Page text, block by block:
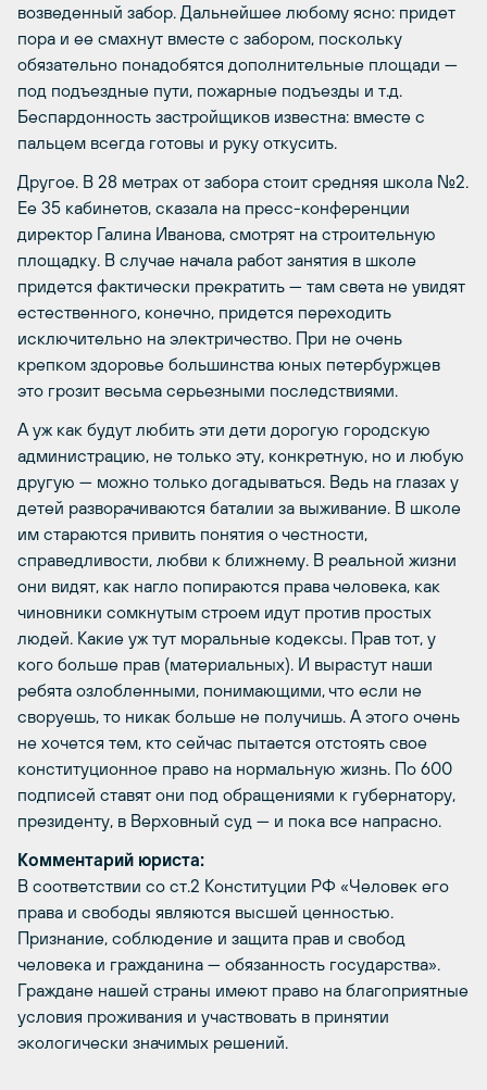
возведенный забор. Дальнейшее любому ясно: придет
пора и ее смахнут вместе с забором, поскольку
обязательно понадобятся дополнительные площади —
под подъездные пути, пожарные подъезды и т.д.
Беспардонность застройщиков известна: вместе с
пальцем всегда готовы и руку откусить.
Другое. В 28 метрах от забора стоит средняя школа №2.
Ее 35 кабинетов, сказала на пресс-конференции
директор Галина Иванова, смотрят на строительную
площадку. В случае начала работ занятия в школе
придется фактически прекратить — там света не увидят
естественного, конечно, придется переходить
исключительно на электричество. При не очень
крепком здоровье большинства юных петербуржцев
это грозит весьма серьезными последствиями.
А уж как будут любить эти дети дорогую городскую
администрацию, не только эту, конкретную, но и любую
другую — можно только догадываться. Ведь на глазах у
детей разворачиваются баталии за выживание. В школе
им стараются привить понятия о честности,
справедливости, любви к ближнему. В реальной жизни
они видят, как нагло попираются права человека, как
чиновники сомкнутым строем идут против простых
людей. Какие уж тут моральные кодексы. Прав тот, у
кого больше прав (материальных). И вырастут наши
ребята озлобленными, понимающими, что если не
своруешь, то никак больше не получишь. А этого очень
не хочется тем, кто сейчас пытается отстоять свое
конституционное право на нормальную жизнь. По 600
подписей ставят они под обращениями к губернатору,
президенту, в Верховный суд — и пока все напрасно.
Комментарий юриста:
В соответствии со ст.2 Конституции РФ «Человек его
права и свободы являются высшей ценностью.
Признание, соблюдение и защита прав и свобод
человека и гражданина — обязанность государства».
Граждане нашей страны имеют право на благоприятные
условия проживания и участвовать в принятии
экологически значимых решений.